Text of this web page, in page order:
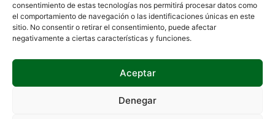
consentimiento de estas tecnologías nos permitirá procesar datos como
el comportamiento de navegación o las identificaciones únicas en este
sitio. No consentir o retirar el consentimiento, puede afectar
negativamente a ciertas características y funciones.
Aceptar
Denegar
Laraña 4 · 3ª Planta 41003 SEVILLA
Teléfono: 954 600 021
POLITICA DE COOKIES
Mi Amigo Informatico